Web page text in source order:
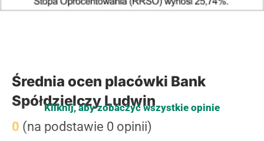
Średnia ocen placówki Bank
Spółdzielczy Ludwin
0 (na podstawie 0 opinii)
Kliknij, aby zobaczyć wszystkie opinie